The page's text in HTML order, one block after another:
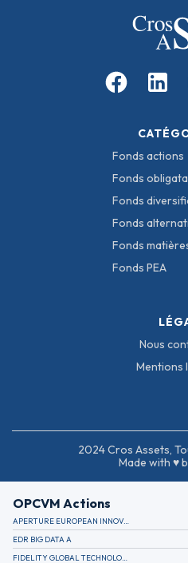
Fonds actions
Fonds
Fonds
Fonds
Fonds
Fonds PEA
Nous
Mentions
2024 Cros Assets,
Made with ♥
OPCVM Actions
APERTURE EUROPEAN INNOVATION
EDR BIG DATA A